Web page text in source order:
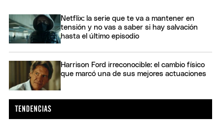
Netflix: la serie que te va a mantener en
tensión y no vas a saber si hay salvación
hasta el último episodio
Harrison Ford irreconocible: el cambio físico
que marcó una de sus mejores actuaciones